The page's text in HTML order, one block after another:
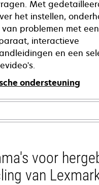
Met
het instellen,
problemen met een
interactieve
en een
ondersteuning
voor
van